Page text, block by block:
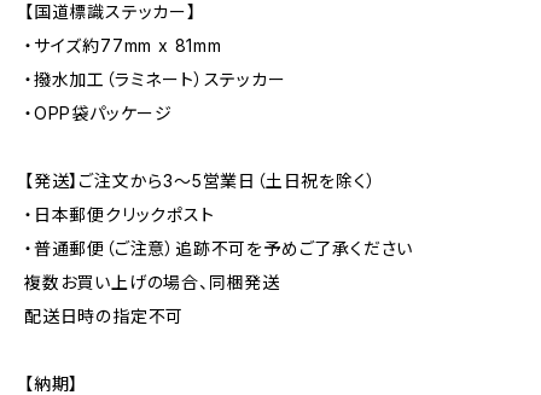
【国道標識ステッカー】
・サイズ約77mm x 81mm
・撥水加工（ラミネート）ステッカー
・OPP袋パッケージ
【発送】ご注文から3〜5営業日（土日祝を除く）
・日本郵便クリックポスト
・普通郵便（ご注意）追跡不可を予めご了承ください
複数お買い上げの場合、同梱発送
配送日時の指定不可
【納期】